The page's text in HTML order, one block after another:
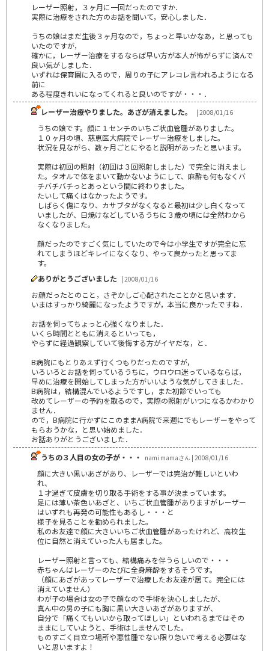
レーザー照射，３ヶ月に一回だったのですか．
実際に治療をされた方のお話を聞いて，安心しました．
うちの娘はまだ生後３ヶ月なので，ちょっと早いかなあ，と思っても
いたのですが，
確かに，レーザー治療をするならば早い方が本人が怖がらずに済んで
良い気がしました．
いずれは保育園に入るので，周りの子にアレコレ言われるようになる
前に
ある程度きれいになってくれると良いのですが・・・．
レーザー治療やりました。あざが消えました。
| 2008/01/16
うちの娘です。顔に１センチのいちご状血管腫がありました。
１０ヶ月の頃、慈恵医大病院でレーザー治療をしました。
状況を見ながら、数ヶ月ごとにやると説明があったと思います。
実際は初回の照射（初回は３回照射しました）で完全に消えまし
た。タオルで体をまいて動かないようにして、麻酔も何もなくバ
チバチバチっとあっという間に終わりました。
たいして痛くはなかったようです。
しばらく傷になり、カサブタがなくなると最初は少し白くなって
いましたが、日焼けなどしているうちに３歳の頃には全然わから
なくなりました。
顔だったのですごく気にしていたので今は小学生ですが完全に忘
れてしまうほどキレイになくなり、やって良かったと思ってま
す。
ありがとうございました | 2008/01/16
お顔だったとのこと，さぞかしご心配されたことかと思います．
いまはすっかり綺麗になったようですが，本当に良かったですね．
お話を伺ってちょっと心強くなりました．
いくら時間とともに消えるといっても，
やらずに経過観察していて後悔する方がイヤだな，と．
B病院にもとりあえず行くつもりだったのですが，
いろいろとお話を伺っているうちに，ウロウロ迷っているならば，
早めに治療を開始してしまった方がいいような気がしてきました．
B病院は，結構混んでいるようですし，また初診でいっても
改めてレーザーの予約を取るので，実際の照射がいつになるかわかり
ません．
ので，B病院に行かずにこのままA病院で来週にでもレーザーをやって
もらおうかな，と思い始めました．
お話ありがとうございました．
うちの３人目の女の子が・・・
nami mamaさん | 2008/01/16
顔に大きい黒いあざがあり、レーザーでは完治が難しいといわ
れ、
１才過ぎて皮膚を切り取る手術をする事が決まっています。
足には薄い茶色いあざと、いちご状血管腫がありますがレーザー
はいずれも再発の可能性もあるし・・・と
様子を見ることを勧められました。
私のお友達で顔に大きいいちご状血管腫があったけれど、高校生
位に自然と消えていった人も居ました。
レーザー照射と言っても、結構痛みを伴うらしいので・・・
赤ちゃんはレーザーのたびに全身麻酔をするそうです。
（顔にあざがあってレーザーで治療したお友達が居て。完全には
消えていません）
わが子の場合は女の子で顔なので手術を決心しましたが、
真ん中の男の子にも胸に黒い大きいあざがありますが、
自分で「痛くてもいいから取ってほしい」といわれるまではその
ままにしていようと、手術はしませんでした。
ものすごく目立つ場所や悪性腫でない限り急いで考える必要はな
いと思いますよ！